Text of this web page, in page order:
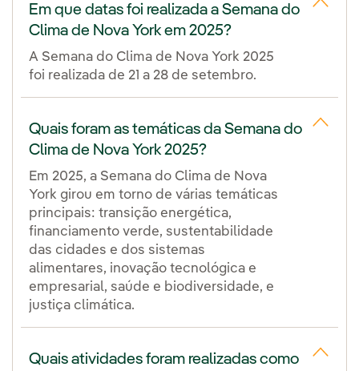
Em que datas foi realizada a Semana do
Clima de Nova York em 2025?
A Semana do Clima de Nova York 2025
foi realizada de 21 a 28 de setembro.
Quais foram as temáticas da Semana do
Clima de Nova York 2025?
Em 2025, a Semana do Clima de Nova
York girou em torno de várias temáticas
principais: transição energética,
financiamento verde, sustentabilidade
das cidades e dos sistemas
alimentares, inovação tecnológica e
empresarial, saúde e biodiversidade, e
justiça climática.
Quais atividades foram realizadas como